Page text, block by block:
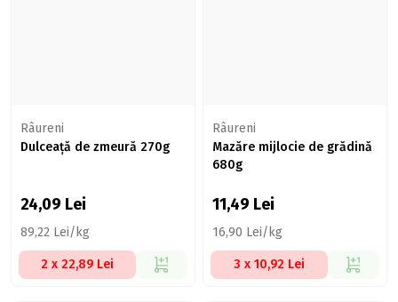
Râureni
Dulceață de zmeură 270g
24,09 Lei
89,22 Lei/kg
2 x 22,89 Lei
Râureni
Mazăre mijlocie de grădină
680g
11,49 Lei
16,90 Lei/kg
3 x 10,92 Lei